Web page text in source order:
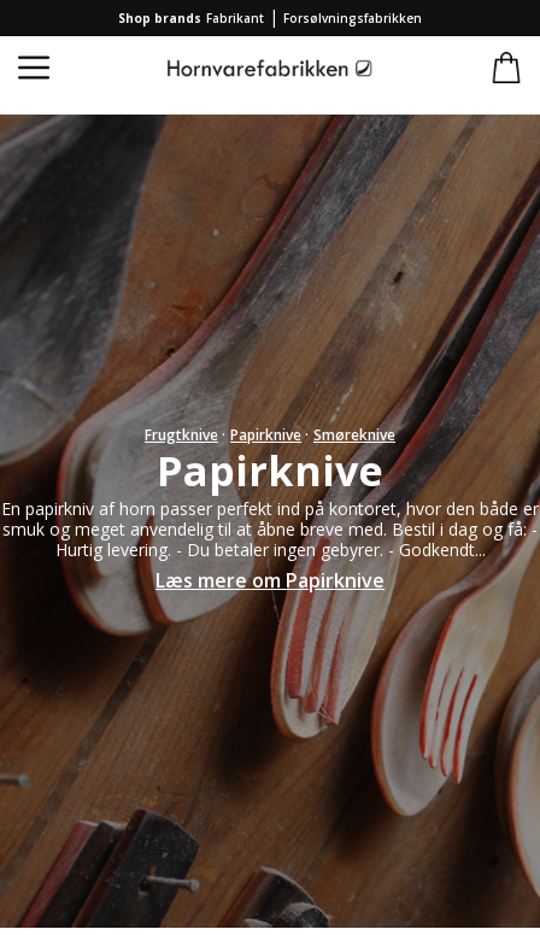
Shop brands Fabrikant | Forsølvningsfabrikken
Kollektion / Knive / Papirknive
Frugtknive· Papirknive· Smøreknive
Papirknive
En papirkniv af horn passer perfekt ind på kontoret, hvor den både er
smuk og meget anvendelig til at åbne breve med. Bestil i dag og få: -
Hurtig levering. - Du betaler ingen gebyrer. - Godkendt...
Læs mere om Papirknive